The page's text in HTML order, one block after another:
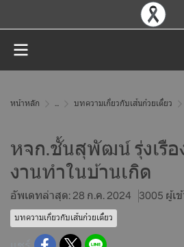
หน้าหลัก ... บทความเกี่ยวกับเส้นก๋วยเตี๋ยว
หจก.ชั้นสุพัฒน์ รุ่งเรือ
งานทำในบ้านเกิด
อัพเดทล่าสุด: 28 ก.ค. 2024 3005 ผู้เ
บทความเกี่ยวกับเส้นก๋วยเตี๋ยว